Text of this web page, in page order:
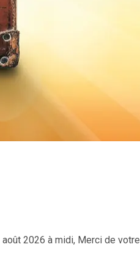
août 2026 à midi, Merci de votre